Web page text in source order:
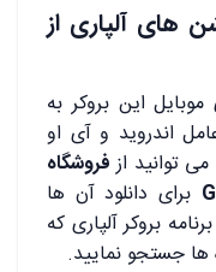
های آلپاری از
این بروکر به
اندروید و آی او
توانید ازفروشگاه
برای دانلود آن ها
بروکر آلپاری که
ها جستجو نمایید.